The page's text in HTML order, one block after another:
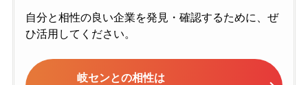
自分と相性の良い企業を発見・確認するために、ぜ
ひ活用してください。
岐センとの相性は